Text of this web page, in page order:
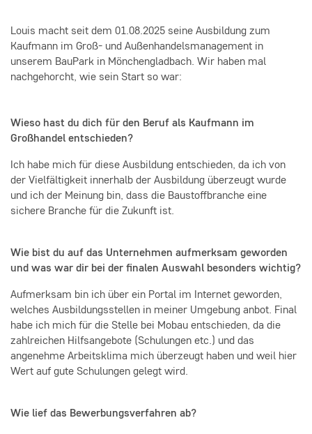
Louis macht seit dem 01.08.2025 seine Ausbildung zum
Kaufmann im Groß- und Außenhandelsmanagement in
unserem BauPark in Mönchengladbach. Wir haben mal
nachgehorcht, wie sein Start so war:
Wieso hast du dich für den Beruf als Kaufmann im
Großhandel entschieden?
Ich habe mich für diese Ausbildung entschieden, da ich von
der Vielfältigkeit innerhalb der Ausbildung überzeugt wurde
und ich der Meinung bin, dass die Baustoffbranche eine
sichere Branche für die Zukunft ist.
Wie bist du auf das Unternehmen aufmerksam geworden
und was war dir bei der finalen Auswahl besonders wichtig?
Aufmerksam bin ich über ein Portal im Internet geworden,
welches Ausbildungsstellen in meiner Umgebung anbot. Final
habe ich mich für die Stelle bei Mobau entschieden, da die
zahlreichen Hilfsangebote (Schulungen etc.) und das
angenehme Arbeitsklima mich überzeugt haben und weil hier
Wert auf gute Schulungen gelegt wird.
Wie lief das Bewerbungsverfahren ab?